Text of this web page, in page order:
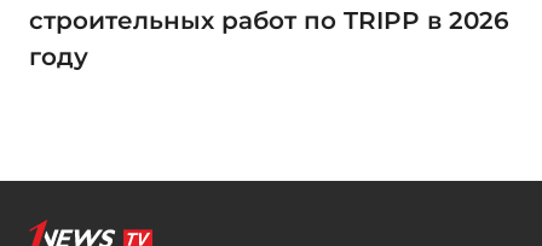
строительных работ по TRIPP в 2026
году